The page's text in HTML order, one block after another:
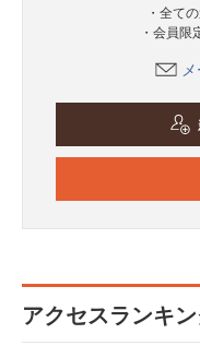
・全て
・会員
アクセスランキ